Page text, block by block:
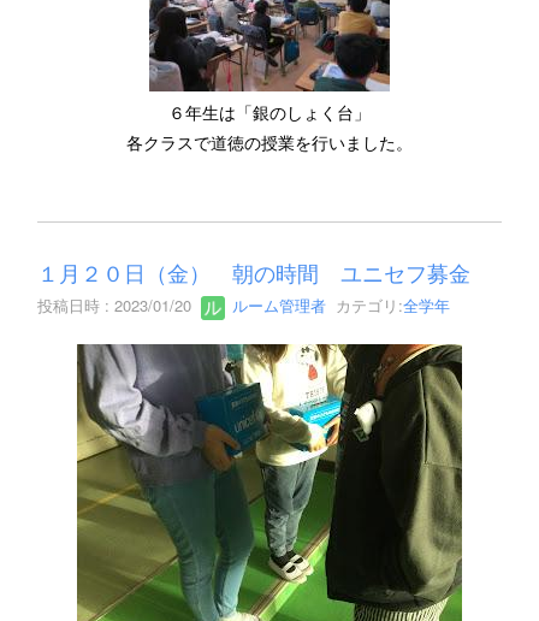
６年生は「銀のしょく台」
各クラスで道徳の授業を行いました。
１月２０日（金） 朝の時間 ユニセフ募金
投稿日時 : 2023/01/20 ルーム管理者 カテゴリ:全学年